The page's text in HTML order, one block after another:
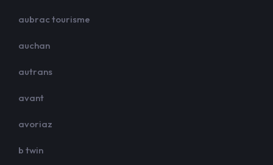
aubrac tourisme
auchan
autrans
avant
avoriaz
b twin